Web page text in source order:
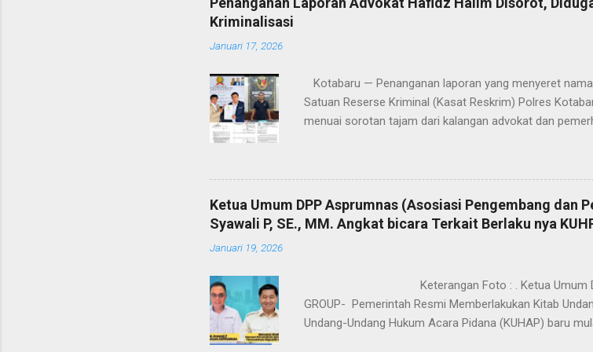
Kriminalisasi
Januari 17, 2026
Kotabaru — Penanganan laporan yang menyeret
Satuan Reserse Kriminal (Kasat Reskrim) Polres
menuai sorotan tajam dari kalangan advokat dan
profesi advokat. Jumat (16/1/2026). Sorotan ini
2025 yang menjadi dasar penanganan perkara diduga
advokat, alamat korespondensi, hingga langkah-
hukum. Laporan tersebut berangkat dari dugaan
organisasi Perkumpulan Pengacara dan Konsultan
Ketua Umum DPP Asprumnas (Asosiasi Pengembang dan
Syawali P, SE., MM. Angkat bicara Terkait Berlaku nya
Januari 19, 2026
Keterangan Foto : . Ketua Umum DPP
GROUP- Pemerintah Resmi Memberlakukan Kitab
Undang-Undang Hukum Acara Pidana (KUHAP) baru